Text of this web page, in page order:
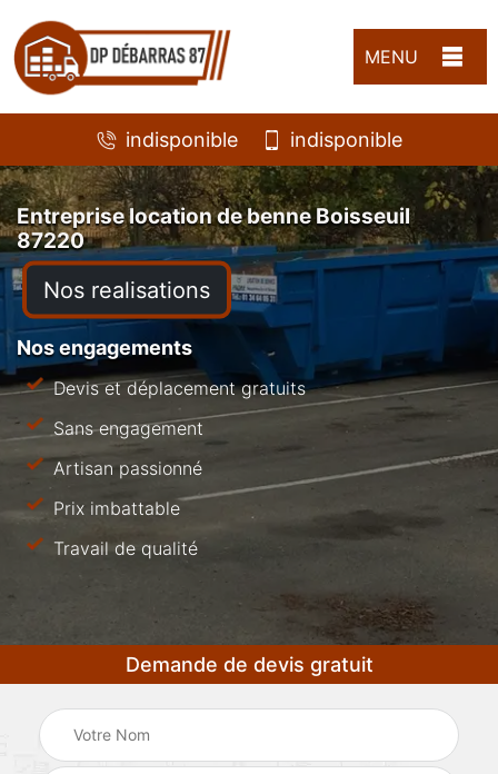
MENU
indisponible indisponible
Entreprise location de benne Boisseuil
87220
Nos realisations
Nos engagements
Devis et déplacement gratuits
Sans engagement
Artisan passionné
Prix imbattable
Travail de qualité
Demande de devis gratuit